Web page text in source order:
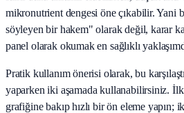
mikronutrient dengesi öne çıkabilir. Yani
söyleyen bir hakem" olarak değil, karar
panel olarak okumak en sağlıklı
Pratik kullanım önerisi olarak, bu
yaparken iki aşamada kullanabilirsiniz.
grafiğine bakıp hızlı bir ön eleme yapın;